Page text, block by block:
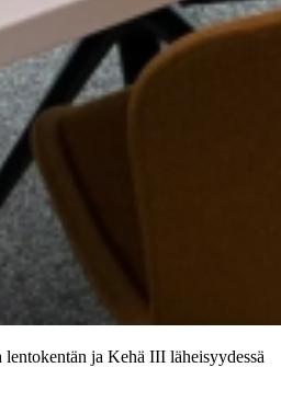
lentokentän ja Kehä III läheisyydessä